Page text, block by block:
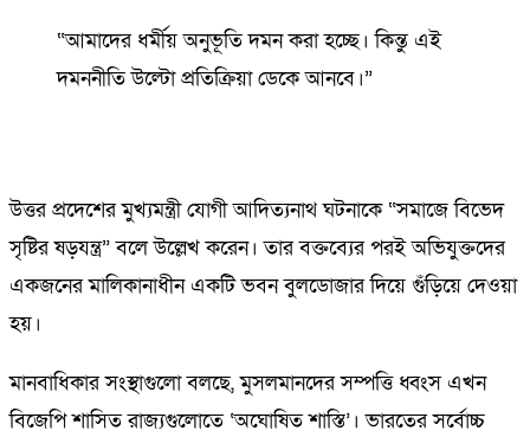
“আমাদের ধর্মীয় অনুভূতি দমন করা হচ্ছে। কিন্তু এই
দমননীতি উল্টো প্রতিক্রিয়া ডেকে আনবে।”
উত্তর প্রদেশের মুখ্যমন্ত্রী যোগী আদিত্যনাথ ঘটনাকে “সমাজে বিভেদ
সৃষ্টির ষড়যন্ত্র” বলে উল্লেখ করেন। তার বক্তব্যের পরই অভিযুক্তদের
একজনের মালিকানাধীন একটি ভবন বুলডোজার দিয়ে গুঁড়িয়ে দেওয়া
হয়।
মানবাধিকার সংস্থাগুলো বলছে, মুসলমানদের সম্পত্তি ধ্বংস এখন
বিজেপি শাসিত রাজ্যগুলোতে ‘অঘোষিত শাস্তি’। ভারতের সর্বোচ্চ